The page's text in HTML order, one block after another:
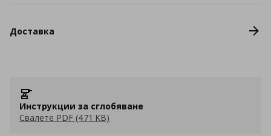
Доставка
Инструкции за сглобяване
Свалете PDF (471 KB)